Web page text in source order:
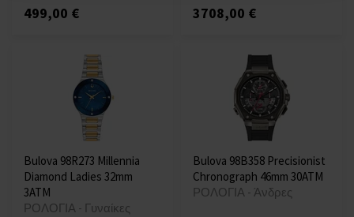
499,00 € 3708,00 €
Bulova 98R273 Millennia
Diamond Ladies 32mm
3ATM
ΡΟΛΟΓΙΑ - Γυναίκες
Bulova 98B358 Precisionist
Chronograph 46mm 30ATM
ΡΟΛΟΓΙΑ - Άνδρες